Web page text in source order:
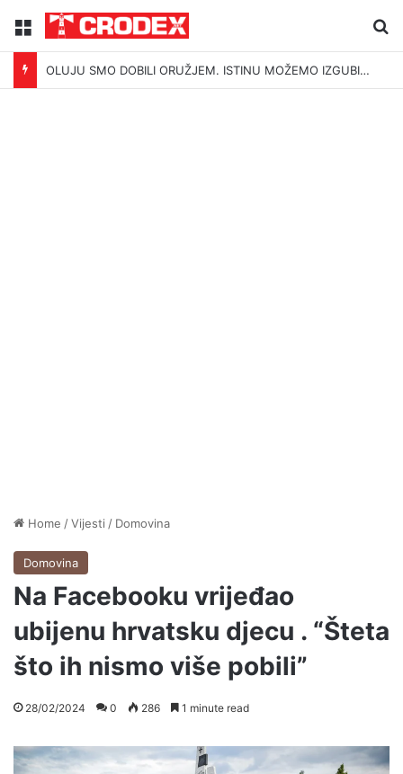
Menu
OLUJU SMO DOBILI ORUŽJEM. ISTINU MOŽEMO IZGUBITI ŠUTNJOM.
Home /Vijesti / Domovina
Domovina
Na Facebooku vrijeđao
ubijenu hrvatsku djecu . “Šteta
što ih nismo više pobili”
28/02/2024 0 286 1 minute read